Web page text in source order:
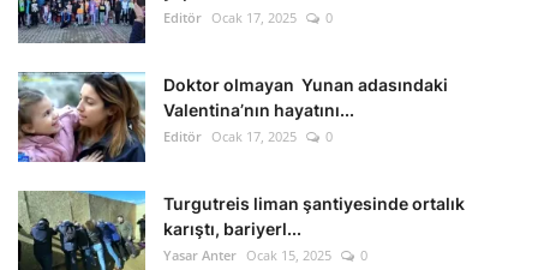
Editör Ocak 17, 2025 0
Doktor olmayan Yunan adasındaki
Valentina’nın hayatını...
Editör Ocak 17, 2025 0
Turgutreis liman şantiyesinde ortalık
karıştı, bariyerl...
Yasar Anter Ocak 15, 2025 0